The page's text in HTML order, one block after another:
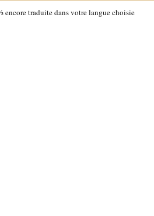
encore traduite dans votre langue choisie